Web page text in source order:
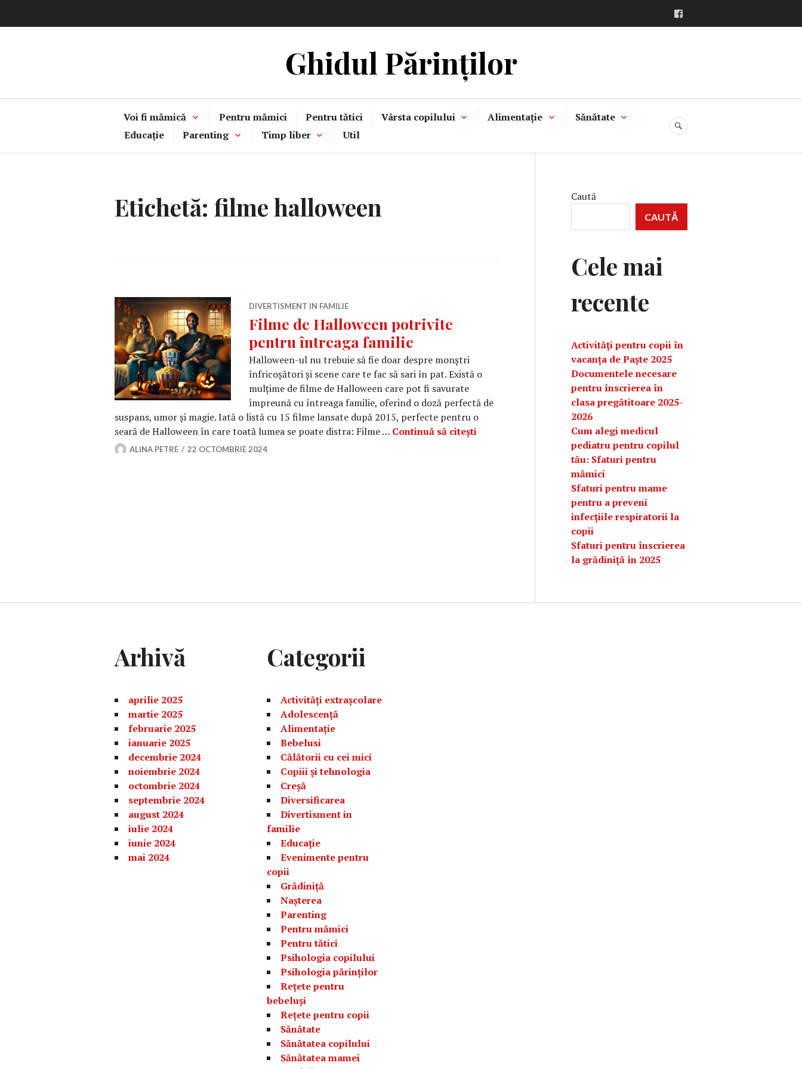
la
Ghidul Părinților
Voi fi mămică Pentru mămici Pentru tătici Vârsta copilului Alimentație
Sănătate
Educație
Parenting Timp liber Util
CĂUTARE
Etichetă: filme halloween
DIVERTISMENT IN FAMILIE
Filme de Halloween potrivite
pentru întreaga familie
Halloween-ul nu trebuie să fie doar despre monștri
înfricoșători și scene care te fac să sari în pat. Există o
mulțime de filme de Halloween care pot fi savurate
împreună cu întreaga familie, oferind o doză perfectă de
suspans, umor și magie. Iată o listă cu 15 filme lansate după 2015, perfecte pentru o
seară de Halloween în care toată lumea se poate distra: Filme … Continuă să citești Filme de Halloween potrivite pentru întreaga familie
ALINA PETRE 22 OCTOMBRIE 2024
Caută
CAUTĂ
Cele mai
recente
Activități pentru copii în
vacanța de Paște 2025
Documentele necesare
pentru înscrierea în
clasa pregătitoare 2025-
2026
Cum alegi medicul
pediatru pentru copilul
tău: Sfaturi pentru
mămici
Sfaturi pentru mame
pentru a preveni
infecțiile respiratorii la
copii
Sfaturi pentru înscrierea
la grădiniță în 2025
Arhivă
aprilie 2025
martie 2025
februarie 2025
ianuarie 2025
decembrie 2024
noiembrie 2024
octombrie 2024
septembrie 2024
august 2024
iulie 2024
iunie 2024
mai 2024
Categorii
Activități extrașcolare
Adolescență
Alimentație
Bebelusi
Călătorii cu cei mici
Copiii și tehnologia
Creșă
Diversificarea
Divertisment in
familie
Educație
Evenimente pentru
copii
Grădiniță
Nașterea
Parenting
Pentru mămici
Pentru tătici
Psihologia copilului
Psihologia părinților
Rețete pentru
bebeluși
Rețete pentru copii
Sănătate
Sănătatea copilului
Sănătatea mamei